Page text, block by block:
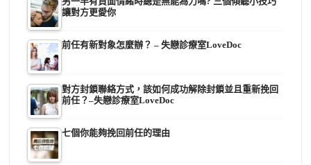
讓對方更愛你
前任有新對象怎麼辦？ – 失戀診療室LoveDoc
對方封鎖聯絡方式，該如何成功解除封鎖並且重新挽回
前任？–失戀診療室LoveDoc
七個你能夠挽回前任的理由